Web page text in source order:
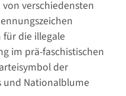
verschiedensten
die illegale
im prä-faschistischen
der
und Nationalblume